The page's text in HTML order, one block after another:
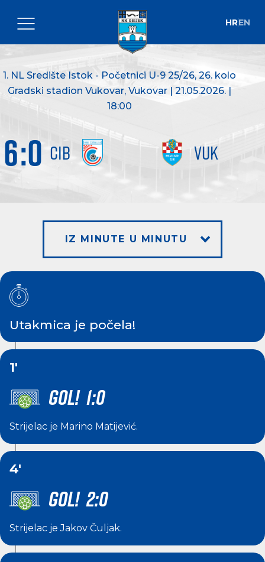
HREN
1. NL Središte Istok - Početnici U-9 25/26, 26. kolo
Gradski stadion Vukovar, Vukovar | 21.05.2026. |
18:00
CIB VUK
6:0
IZ MINUTE U MINUTU
Utakmica je počela!
1'
GOL! 1:0
Strijelac je Marino Matijević.
4'
GOL! 2:0
Strijelac jeJakov Čuljak.